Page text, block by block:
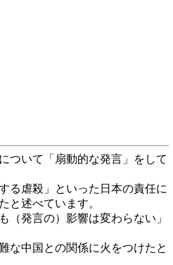
ついて「扇動的な発言」をして
る虐殺」といった日本の責任に
と述べています。
発言の）影響は変わらない」
な中国との関係に火をつけたと